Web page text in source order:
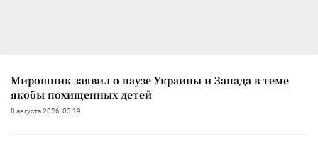
Мирошник заявил о паузе Украины и Запада в теме
якобы похищенных детей
8 августа 2026, 03:19